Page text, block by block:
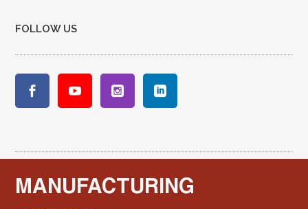
FOLLOW US
MANUFACTURING